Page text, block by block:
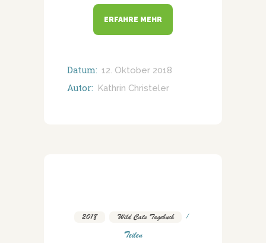
ERFAHRE MEHR
Datum: 12. Oktober 2018
Autor: Kathrin Christeler
2018 Wild Cats Tagebuch
Teilen